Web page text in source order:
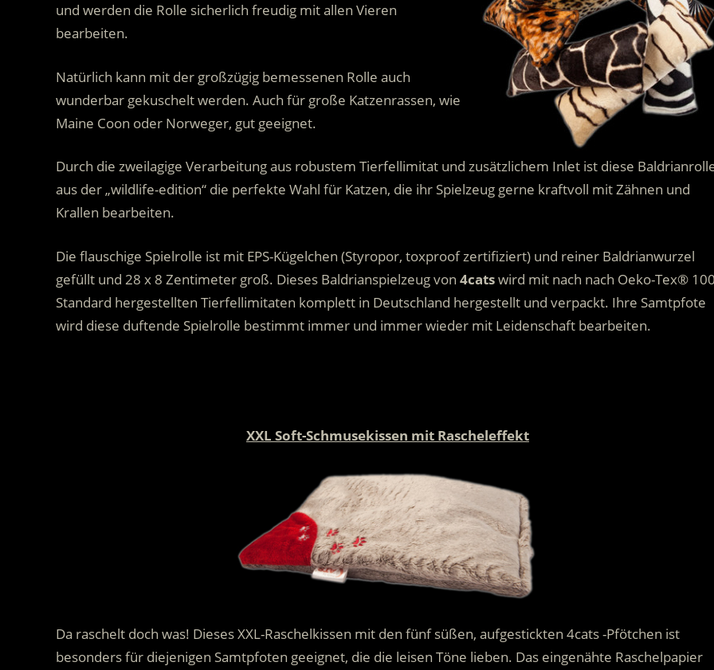
und werden die Rolle sicherlich freudig mit allen Vieren
bearbeiten.
Natürlich kann mit der großzügig bemessenen Rolle auch
wunderbar gekuschelt werden. Auch für große Katzenrassen, wie
Maine Coon oder Norweger, gut geeignet.
Durch die zweilagige Verarbeitung aus robustem Tierfellimitat und zusätzlichem Inlet ist diese
aus der „wildlife-edition“ die perfekte Wahl für Katzen, die ihr Spielzeug gerne kraftvoll mit Zähnen und
Krallen bearbeiten.
Die flauschige Spielrolle ist mit EPS-Kügelchen (Styropor, toxproof zertifiziert) und reiner Baldrianwurzel
gefüllt und 28 x 8 Zentimeter groß. Dieses Baldrianspielzeug von 4catswird mit nach nach Oeko-Tex®
Standard hergestellten Tierfellimitaten komplett in Deutschland hergestellt und verpackt. Ihre Samtpfote
wird diese duftende Spielrolle bestimmt immer und immer wieder mit Leidenschaft bearbeiten.
XXL Soft-Schmusekissen mit Rascheleffekt
Da raschelt doch was! Dieses XXL-Raschelkissen mit den fünf süßen, aufgestickten 4cats -Pfötchen ist
besonders für diejenigen Samtpfoten geeignet, die die leisen Töne lieben. Das eingenähte Raschelpapier